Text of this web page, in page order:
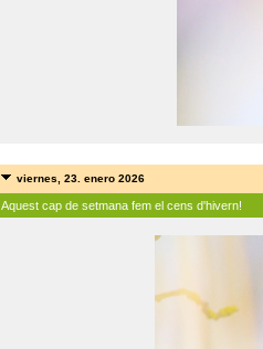
viernes, 23. enero 2026
Aquest cap de setmana fem el cens d'hivern!